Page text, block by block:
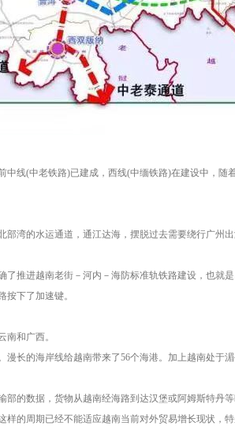
线(中老铁路)已建成，西线(中缅铁路)在建设中，
湾的水运通道，通江达海，摆脱过去需要绕行广州
推进越南老街－河内－海防标准轨铁路建设，也就
下了加速键。
和广西。
漫长的海岸线给越南带来了56个海港。加上越南处于
的数据，货物从越南经海路到达汉堡或阿姆斯特丹等
的周期已经不能适应越南当前对外贸易增长现状，